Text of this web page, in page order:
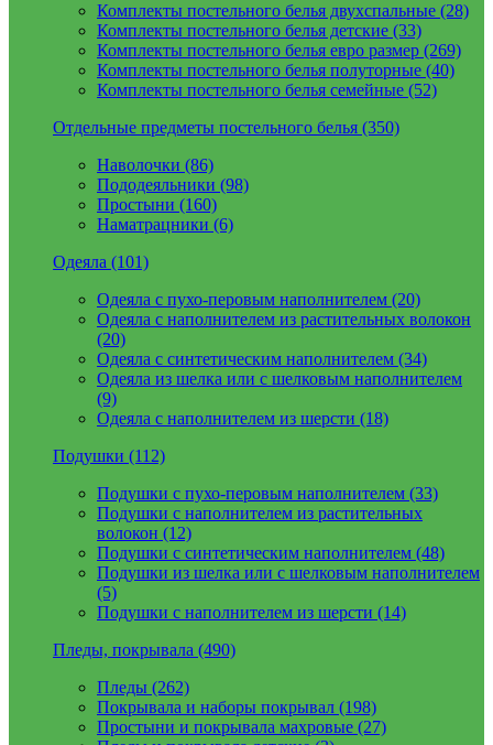
Комплекты постельного белья двухспальные (28)
Комплекты постельного белья детские (33)
Комплекты постельного белья евро размер (269)
Комплекты постельного белья полуторные (40)
Комплекты постельного белья семейные (52)
Отдельные предметы постельного белья (350)
Наволочки (86)
Пододеяльники (98)
Простыни (160)
Наматрацники (6)
Одеяла (101)
Одеяла с пухо-перовым наполнителем (20)
Одеяла с наполнителем из растительных волокон
(20)
Одеяла с синтетическим наполнителем (34)
Одеяла из шелка или с шелковым наполнителем
(9)
Одеяла с наполнителем из шерсти (18)
Подушки (112)
Подушки с пухо-перовым наполнителем (33)
Подушки с наполнителем из растительных
волокон (12)
Подушки с синтетическим наполнителем (48)
Подушки из шелка или с шелковым наполнителем
(5)
Подушки с наполнителем из шерсти (14)
Пледы, покрывала (490)
Пледы (262)
Покрывала и наборы покрывал (198)
Простыни и покрывала махровые (27)